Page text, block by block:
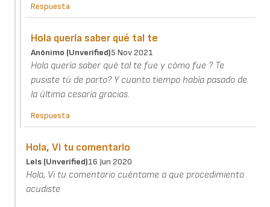
Respuesta
Hola quería saber qué tal te
Anónimo (unverified)5 Nov 2021
Hola quería saber qué tal te fue y cómo fue ? Te
pusiste tú de parto? Y cuanto tiempo había pasado de
la última cesaría gracias.
Respuesta
Hola, Vi tu comentario
Lels (unverified)16 Jun 2020
Hola, Vi tu comentario cuéntame a que procedimiento
acudiste